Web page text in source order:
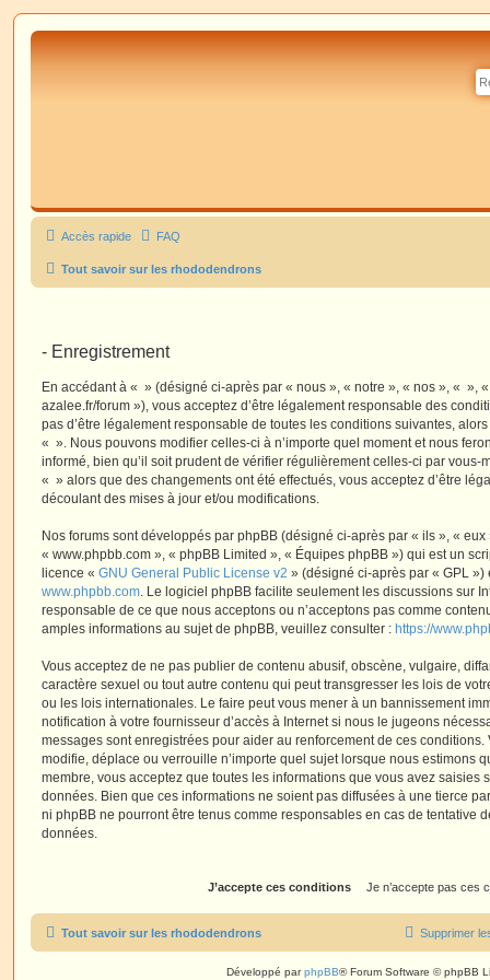
Accès rapide FAQ
Tout savoir sur les rhododendrons
- Enregistrement
En accédant à « » (désigné ci-après par « nous », « notre », « nos », « »,
azalee.fr/forum »), vous acceptez d’être légalement responsable des
pas d’être légalement responsable de toutes les conditions suivantes,
« ». Nous pouvons modifier celles-ci à n’importe quel moment et nous
informé, bien qu’il soit prudent de vérifier régulièrement celles-ci par vous-
« » alors que des changements ont été effectués, vous acceptez d’être
découlant des mises à jour et/ou modifications.
Nos forums sont développés par phpBB (désigné ci-après par « ils », «
« www.phpbb.com », « phpBB Limited », « Équipes phpBB ») qui est un
licence « GNU General Public License v2 » (désigné ci-après par « GPL
www.phpbb.com . Le logiciel phpBB facilite seulement les discussions sur
responsable de ce que nous acceptons ou n’acceptons pas comme
amples informations au sujet de phpBB, veuillez consulter : https://
Vous acceptez de ne pas publier de contenu abusif, obscène, vulgaire,
caractère sexuel ou tout autre contenu qui peut transgresser les lois de
ou les lois internationales. Le faire peut vous mener à un bannissement
notification à votre fournisseur d’accès à Internet si nous le jugeons
messages sont enregistrées pour aider au renforcement de ces
modifie, déplace ou verrouille n’importe quel sujet lorsque nous estimons
membre, vous acceptez que toutes les informations que vous avez saisies
données. Bien que ces informations ne soient pas diffusées à une tierce
ni phpBB ne pourront être tenus comme responsables en cas de tentative
données.
Tout savoir sur les rhododendrons Supprimer
Développé parphpBB® Forum Software © phpBB